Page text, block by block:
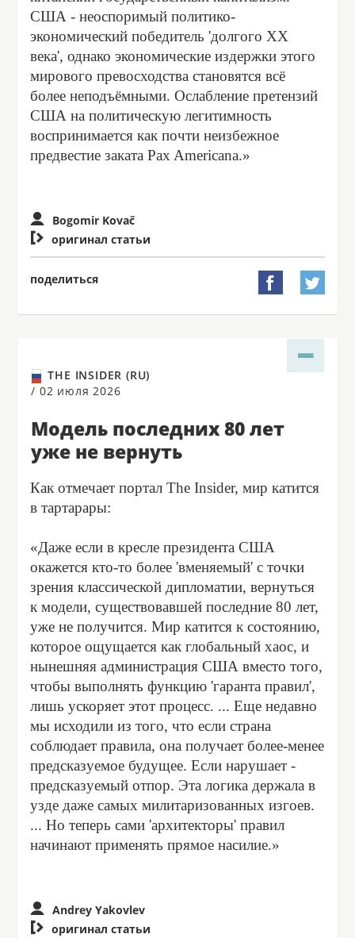
США - неоспоримый политико-
экономический победитель 'долгого ХХ
века', однако экономические издержки этого
мирового превосходства становятся всё
более неподъёмными. Ослабление претензий
США на политическую легитимность
воспринимается как почти неизбежное
предвестие заката Pax Americana.»
Bogomir Kovač
 оригинал статьи
поделиться  
THE INSIDER (RU)
/ 02 июля 2026
Модель последних 80 лет
уже не вернуть
Как отмечает портал The Insider, мир катится
в тартарары:
«Даже если в кресле президента США
окажется кто-то более 'вменяемый' с точки
зрения классической дипломатии, вернуться
к модели, существовавшей последние 80 лет,
уже не получится. Мир катится к состоянию,
которое ощущается как глобальный хаос, и
нынешняя администрация США вместо того,
чтобы выполнять функцию 'гаранта правил',
лишь ускоряет этот процесс. ... Еще недавно
мы исходили из того, что если страна
соблюдает правила, она получает более-менее
предсказуемое будущее. Если нарушает -
предсказуемый отпор. Эта логика держала в
узде даже самых милитаризованных изгоев.
... Но теперь сами 'архитекторы' правил
начинают применять прямое насилие.»
Andrey Yakovlev
 оригинал статьи